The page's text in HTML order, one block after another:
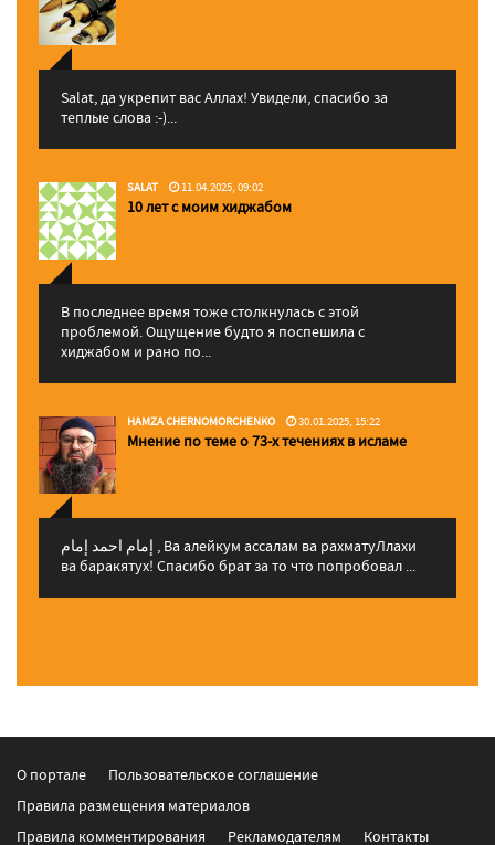
Salat, да укрепит вас Аллаx! Увидели, спасибо за
теплые слова :-)...
SALAT 11.04.2025, 09:02
10 лет с моим хиджабом
В последнее время тоже столкнулась с этой
проблемой. Ощущение будто я поспешила с
хиджабом и рано по...
HAMZA CHERNOMORCHENKO 30.01.2025, 15:22
Мнение по теме о 73-х течениях в исламе
إمام احمد إمام , Ва алейкум ассалам ва рахматуЛлахи
ва баракятух! Спасибо брат за то что попробовал ...
О портале
Пользовательское соглашение
Правила размещения материалов
Правила комментирования
Рекламодателям Контакты